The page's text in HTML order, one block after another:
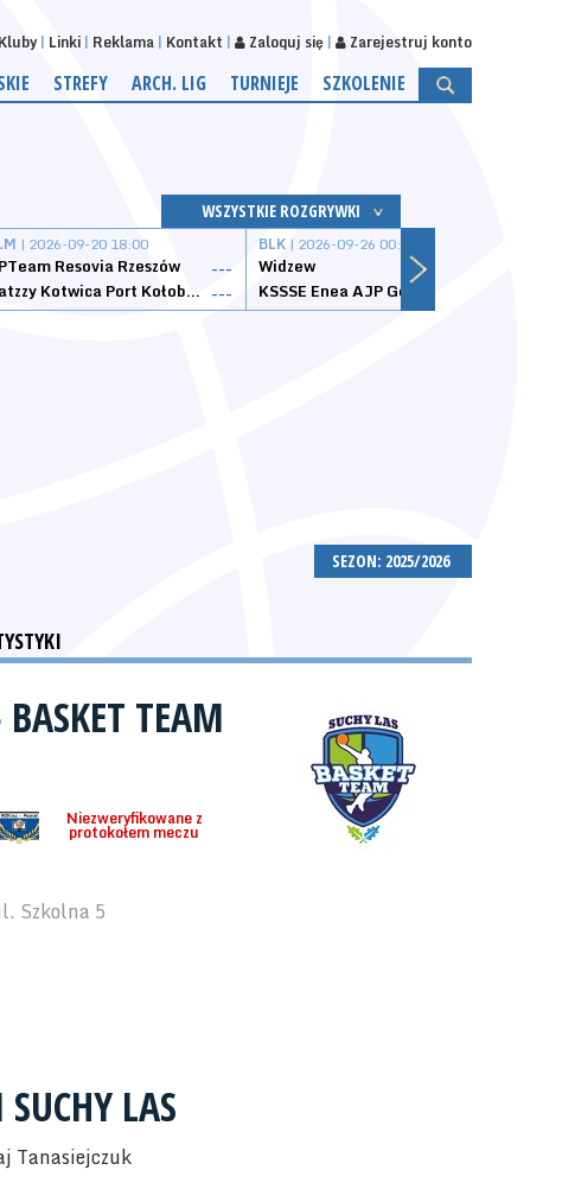
Kluby Linki Reklama Kontakt Zaloguj się Zarejestruj konto
STREFY ARCH. LIG TURNIEJE SZKOLENIE
WSZYSTKIE ROZGRYWKI
| 2026-09-20 18:00
Resovia Rzeszów
---
Datzzy Kotwica Port Kołobrzeg ---
BLK | 2026-09-26 00:00
Widzew
SEZON: 2025/2026
BASKET TEAM
Niezweryfikowane z
protokołem meczu
Szkolna 5
LAS
Tanasiejczuk